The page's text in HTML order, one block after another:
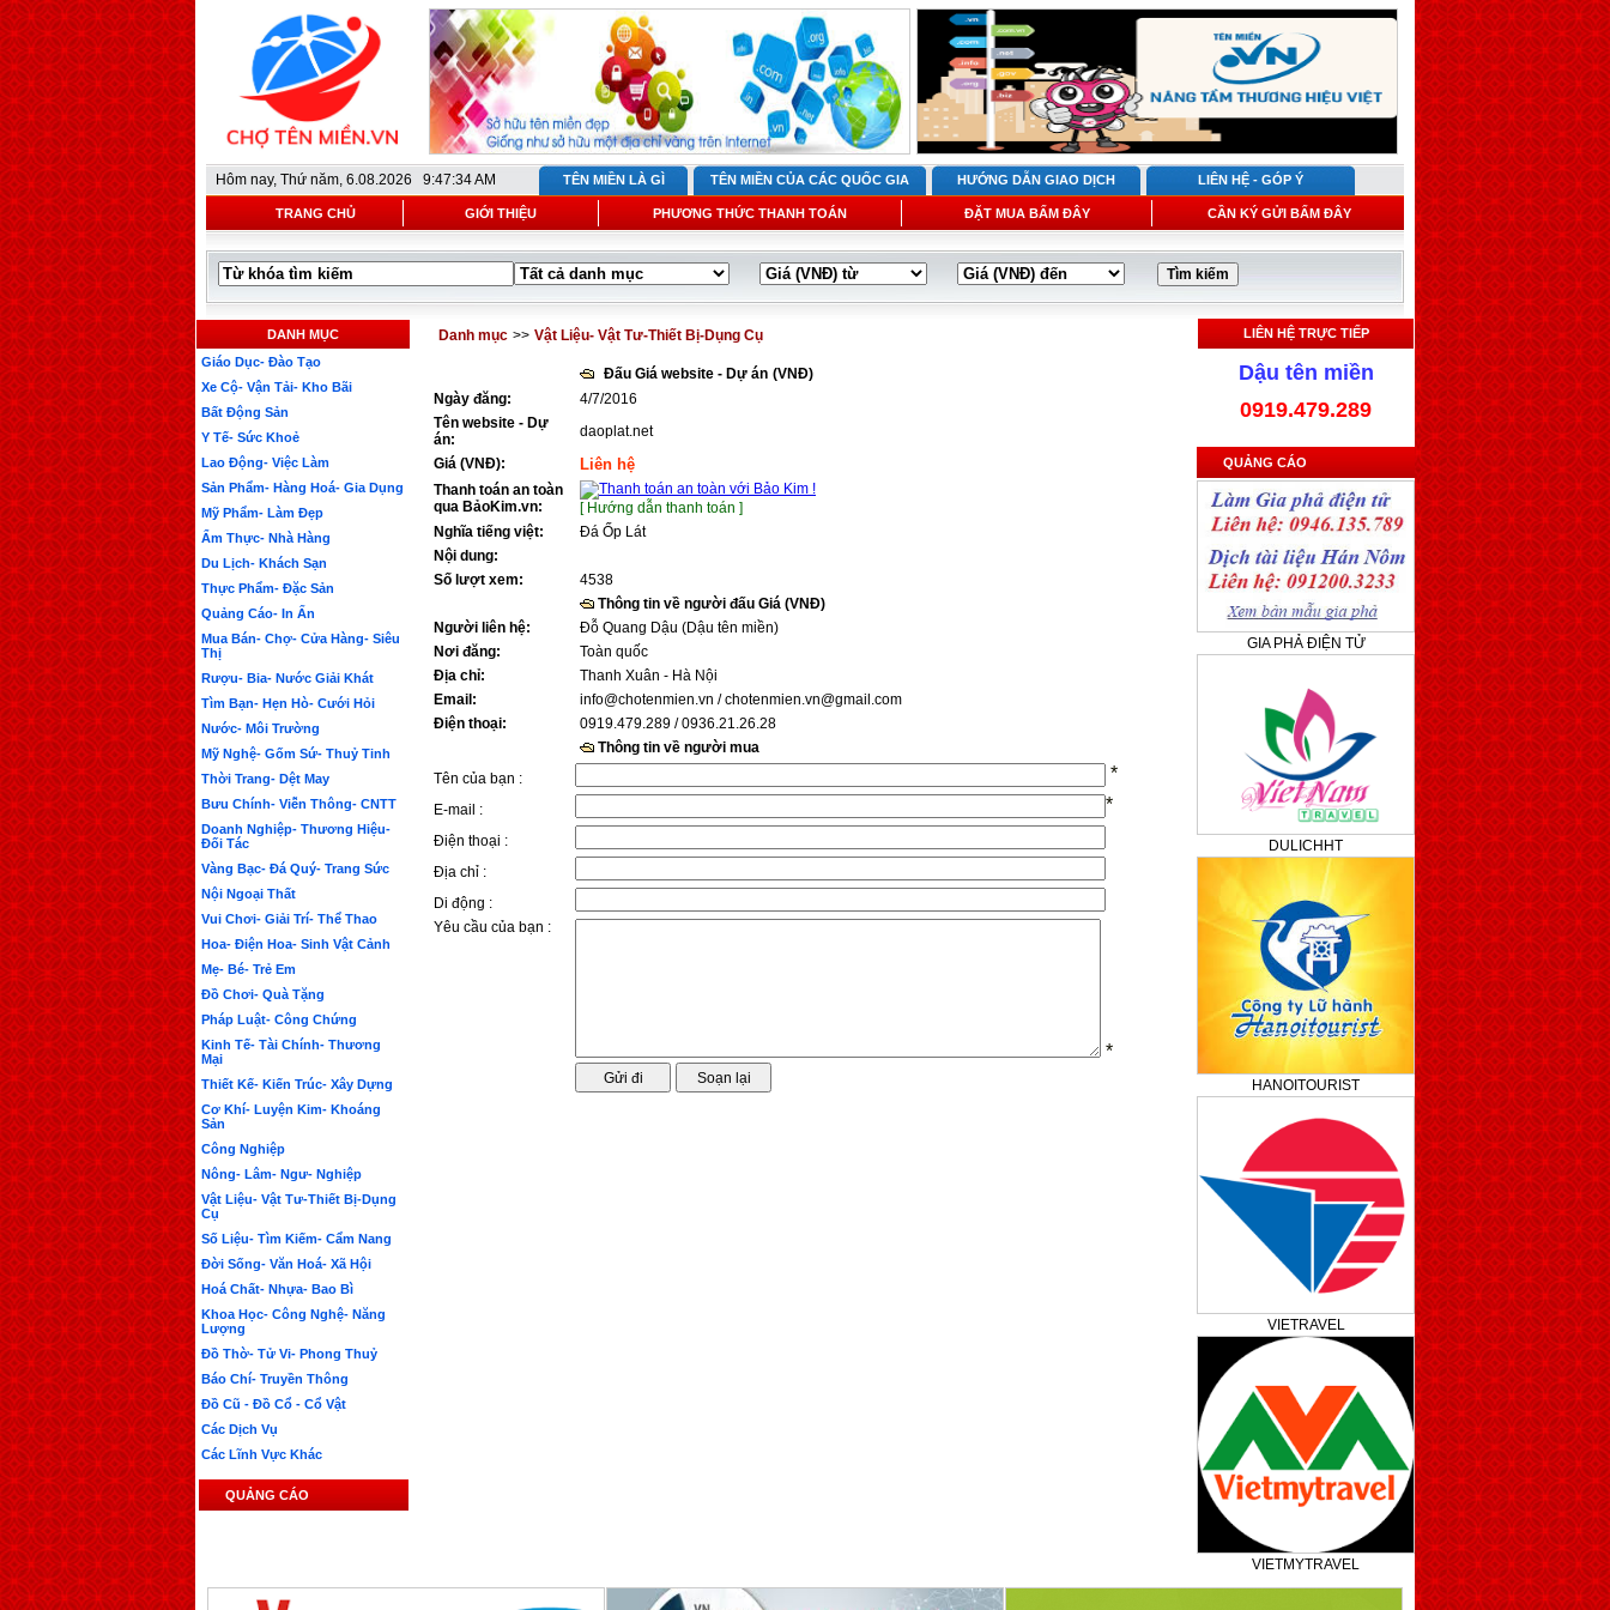
Hôm nay, Thứ năm, 6.08.2026 9:47:34 AM TÊN MIỀN LÀ GÌ TÊN MIỀN CỦA CÁC QUỐC GIA HƯỚNG DẪN GIAO DỊCH LIÊN HỆ - GÓP Ý
TRANG CHỦ GIỚI THIỆU PHƯƠNG THỨC THANH TOÁN ĐẶT MUA BẤM ĐÂY CẦN KÝ GỬI BẤM ĐÂY
DANH MỤC
Giáo Dục- Đào Tạo
Xe Cộ- Vận Tải- Kho Bãi
Bất Động Sản
Y Tế- Sức Khoẻ
Lao Động- Việc Làm
Sản Phẩm- Hàng Hoá- Gia Dụng
Mỹ Phẩm- Làm Đẹp
Ẩm Thực- Nhà Hàng
Du Lịch- Khách Sạn
Thực Phẩm- Đặc Sản
Quảng Cáo- In Ấn
Mua Bán- Chợ- Cửa Hàng- Siêu
Thị
Rượu- Bia- Nước Giải Khát
Tìm Bạn- Hẹn Hò- Cưới Hỏi
Nước- Môi Trường
Mỹ Nghệ- Gốm Sứ- Thuỷ Tinh
Thời Trang- Dệt May
Bưu Chính- Viễn Thông- CNTT
Doanh Nghiệp- Thương Hiệu-
Đối Tác
Vàng Bạc- Đá Quý- Trang Sức
Nội Ngoại Thất
Vui Chơi- Giải Trí- Thể Thao
Hoa- Điện Hoa- Sinh Vật Cảnh
Mẹ- Bé- Trẻ Em
Đồ Chơi- Quà Tặng
Pháp Luật- Công Chứng
Kinh Tế- Tài Chính- Thương
Mại
Thiết Kế- Kiến Trúc- Xây Dựng
Cơ Khí- Luyện Kim- Khoáng
Sản
Công Nghiệp
Nông- Lâm- Ngư- Nghiệp
Vật Liệu- Vật Tư-Thiết Bị-Dụng
Cụ
Số Liệu- Tìm Kiếm- Cẩm Nang
Đời Sống- Văn Hoá- Xã Hội
Hoá Chất- Nhựa- Bao Bì
Khoa Học- Công Nghệ- Năng
Lượng
Đồ Thờ- Tử Vi- Phong Thuỷ
Báo Chí- Truyền Thông
Đồ Cũ - Đồ Cổ - Cổ Vật
Các Dịch Vụ
Các Lĩnh Vực Khác
QUẢNG CÁO
Danh mục >> Vật Liệu- Vật Tư-Thiết Bị-Dụng Cụ
Đấu Giá website - Dự án (VNĐ)
Ngày đăng:
4/7/2016
Tên website - Dự
án:
daoplat.net
Giá (VNĐ):
Liên hệ
Thanh toán an toàn
qua BảoKim.vn:
[ Hướng dẫn thanh toán ]
Nghĩa tiếng việt:
Đá Ốp Lát
Nội dung:
Số lượt xem:
4538
Thông tin về người đấu Giá (VNĐ)
Người liên hệ:
Đỗ Quang Dậu (Dậu tên miền)
Nơi đăng:
Toàn quốc
Địa chỉ:
Thanh Xuân - Hà Nội
Email:
info@chotenmien.vn / chotenmien.vn@gmail.com
Điện thoại:
0919.479.289 / 0936.21.26.28
Thông tin về người mua
Tên của bạn :
*
E-mail : *
Điện thoại :
Địa chỉ :
Di động :
Yêu cầu của bạn :
*
LIÊN HỆ TRỰC TIẾP
Dậu tên miền
0919.479.289
QUẢNG CÁO
GIA PHẢ ĐIỆN TỬ
DULICHHT
HANOITOURIST
VIETRAVEL
VIETMYTRAVEL